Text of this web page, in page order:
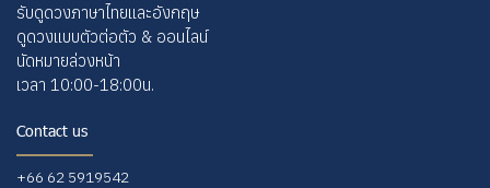
รับดูดวงภาษาไทยและอังกฤษ
ดูดวงแบบตัวต่อตัว & ออนไลน์
นัดหมายล่วงหน้า
เวลา 10:00-18:00น.
Contact us
+66 62 5919542